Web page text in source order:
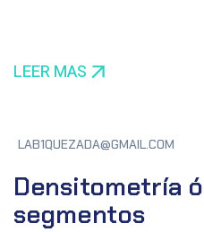
LEER MAS
LAB1QUEZADA@GMAIL.COM
Densitometría
segmentos